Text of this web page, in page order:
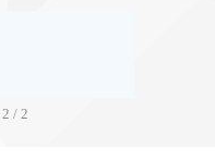
2 / 2